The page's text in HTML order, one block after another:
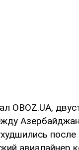
OBOZ.UA,
после
авиалайнер